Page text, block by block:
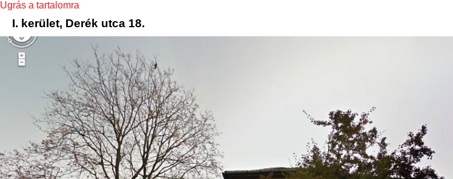
Ugrás a tartalomra
I. kerület, Derék utca 18.